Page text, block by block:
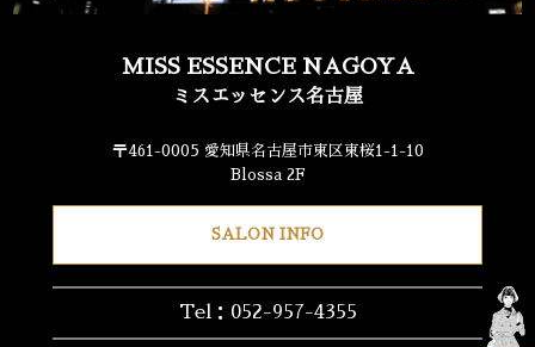
MISS ESSENCE NAGOYA
ミスエッセンス名古屋
〒461-0005 愛知県名古屋市東区東桜1-1-10
Blossa 2F
SALON INFO
Tel：052-957-4355